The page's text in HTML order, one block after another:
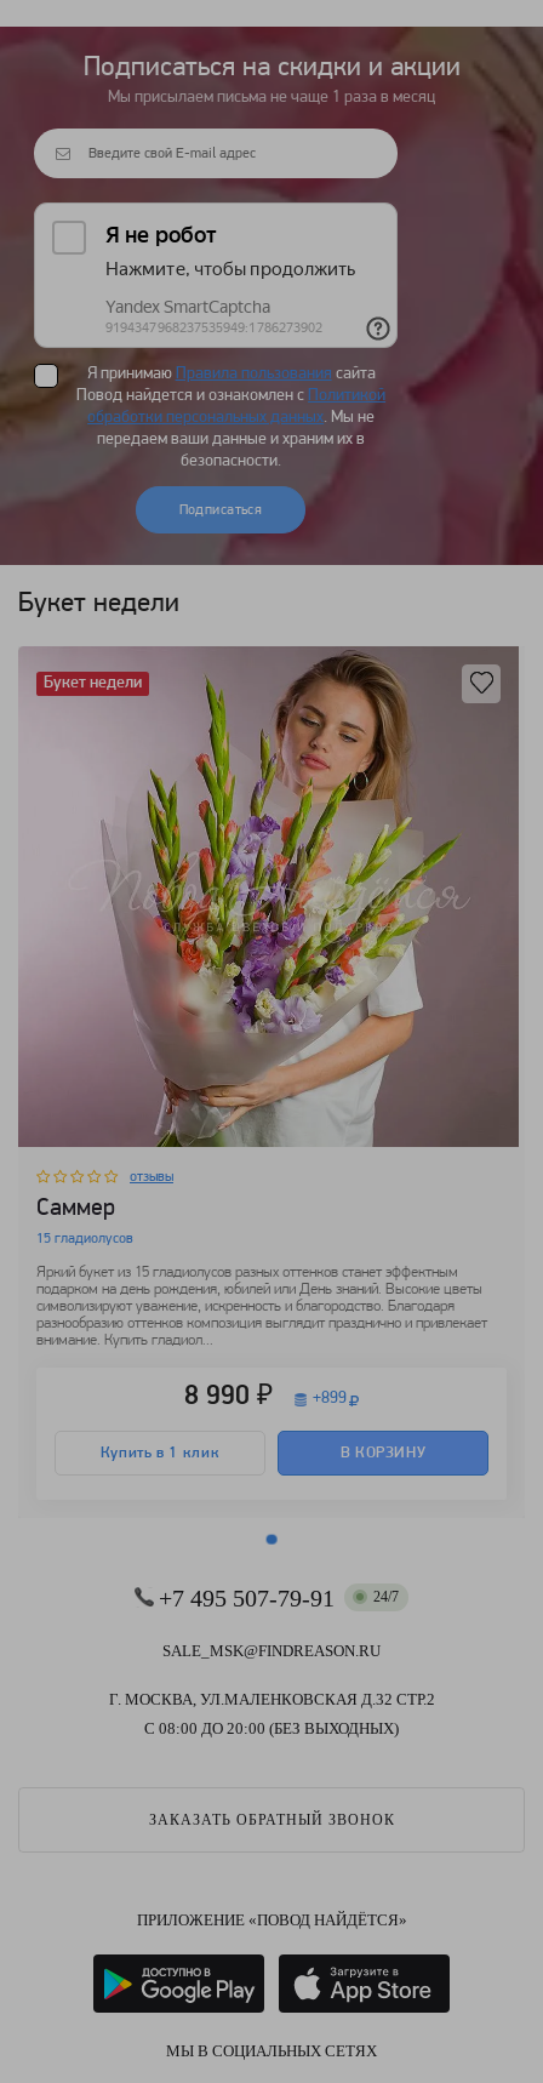
Подписаться на cкидки и акции
Мы присылаем письма не чаще 1 раза в месяц
Я принимаю Правила пользования сайта
Повод найдется и ознакомлен с Политикой
обработки персональных данных. Мы не
передаем ваши данные и храним их в
безопасности.
Подписаться
Букет недели
отзывы
Саммер
15 гладиолусов
Яркий букет из 15 гладиолусов разных оттенков станет эффектным
подарком на день рождения, юбилей или День знаний. Высокие цветы
символизируют уважение, искренность и благородство. Благодаря
разнообразию оттенков композиция выглядит празднично и привлекает
внимание. Купить гладиол...
8 990 ₽ +899
Купить в 1 клик В КОРЗИНУ
Букет недели
+7 495 507-79-91 24/7
SALE_MSK@FINDREASON.RU
Г. МОСКВА, УЛ.МАЛЕНКОВСКАЯ Д.32 СТР.2
С 08:00 ДО 20:00 (БЕЗ ВЫХОДНЫХ)
ЗАКАЗАТЬ ОБРАТНЫЙ ЗВОНОК
ПРИЛОЖЕНИЕ «ПОВОД НАЙДЁТСЯ»
МЫ В СОЦИАЛЬНЫХ СЕТЯХ